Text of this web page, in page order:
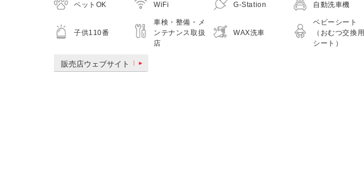
ペットOK WiFi G-Station 自動洗車機
子供110番
車検・整備・メ
ンテナンス取扱
店
WAX洗車
ベビーシート
（おむつ交換用
シート）
販売店ウェブサイト